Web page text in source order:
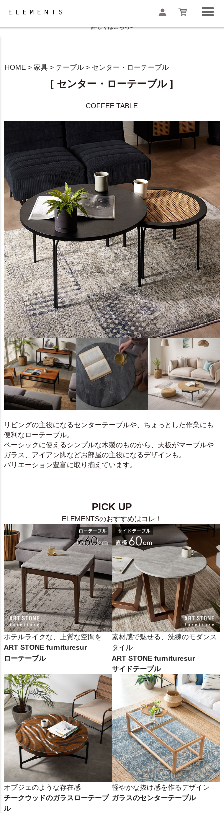
検索
夏季休業と一部地域配送遅延のお知らせ
詳しくはこちら>
HOME 家具 テーブル センター・ローテーブル
[ センター・ローテーブル ]
COFFEE TABLE
リビングの主役になるセンターテーブルや、ちょっとした作業にも
便利なローテーブル。
ベーシックに使えるシンプルな木製のものから、天板がマーブルや
ガラス、アイアン脚などお部屋の主役になるデザインも。
バリエーション豊富に取り揃えています。
PICK UP
ELEMENTSのおすすめはコレ！
ホテルライクな、上質な空間を
ART STONE furnituresur
ローテーブル
素材感で魅せる、洗練のモダンス
タイル
ART STONE furnituresur
サイドテーブル
オブジェのような存在感
チークウッドのガラスローテーブ
ル
軽やかな抜け感を作るデザイン
ガラスのセンターテーブル